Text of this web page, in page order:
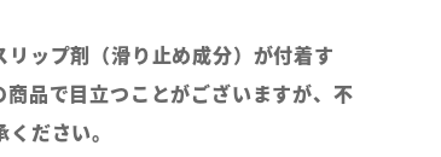
ップ剤（滑り止め成分）が付着す
品で目立つことがございますが、不
ださい。